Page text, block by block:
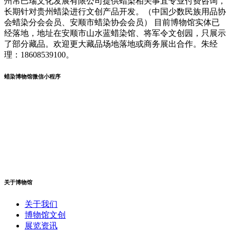
长期针对贵州蜡染进行文创产品开发。（中国少数民族用品协
会蜡染分会会员、安顺市蜡染协会会员） 目前博物馆实体已
经落地，地址在安顺市山水蓝蜡染馆、将军令文创园，只展示
了部分藏品。欢迎更大藏品场地落地或商务展出合作。朱经
理：18608539100。
蜡染博物馆微信小程序
关于博物馆
关于我们
博物馆文创
展览资讯